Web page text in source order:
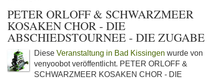
PETER ORLOFF & SCHWARZMEER
KOSAKEN CHOR - DIE
ABSCHIEDSTOURNEE - DIE ZUGABE
Diese Veranstaltung in Bad Kissingen wurde von
venyoobot veröffentlicht. PETER ORLOFF &
SCHWARZMEER KOSAKEN CHOR - DIE